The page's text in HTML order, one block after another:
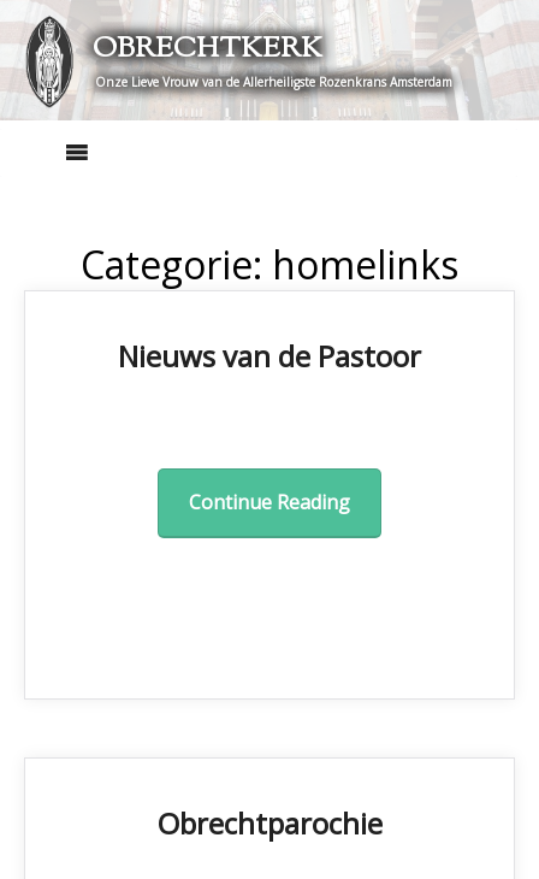
to
content
OBRECHTKERK
Onze Lieve Vrouw van de Allerheiligste Rozenkrans Amsterdam
Categorie: homelinks
Nieuws van de Pastoor
Continue Reading
Obrechtparochie